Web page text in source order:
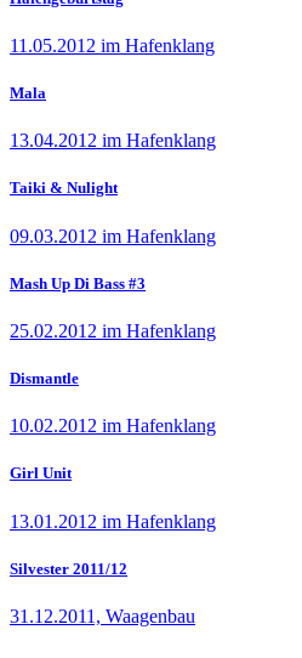
11.05.2012 im Hafenklang
Mala
13.04.2012 im Hafenklang
Taiki & Nulight
09.03.2012 im Hafenklang
Mash Up Di Bass #3
25.02.2012 im Hafenklang
Dismantle
10.02.2012 im Hafenklang
Girl Unit
13.01.2012 im Hafenklang
Silvester 2011/12
31.12.2011, Waagenbau